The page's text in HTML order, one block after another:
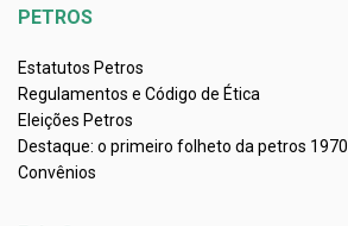
PETROS
Estatutos Petros
Regulamentos e Código de Ética
Eleições Petros
Destaque: o primeiro folheto da petros 1970
Convênios